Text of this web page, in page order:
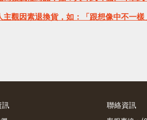
主觀因素退換貨，如：「跟想像中不一
訊 聯絡資訊